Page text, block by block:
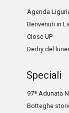
Agenda
Benvenuti in
Close UP
Derby del
Speciali
97ª Adunata
Botteghe